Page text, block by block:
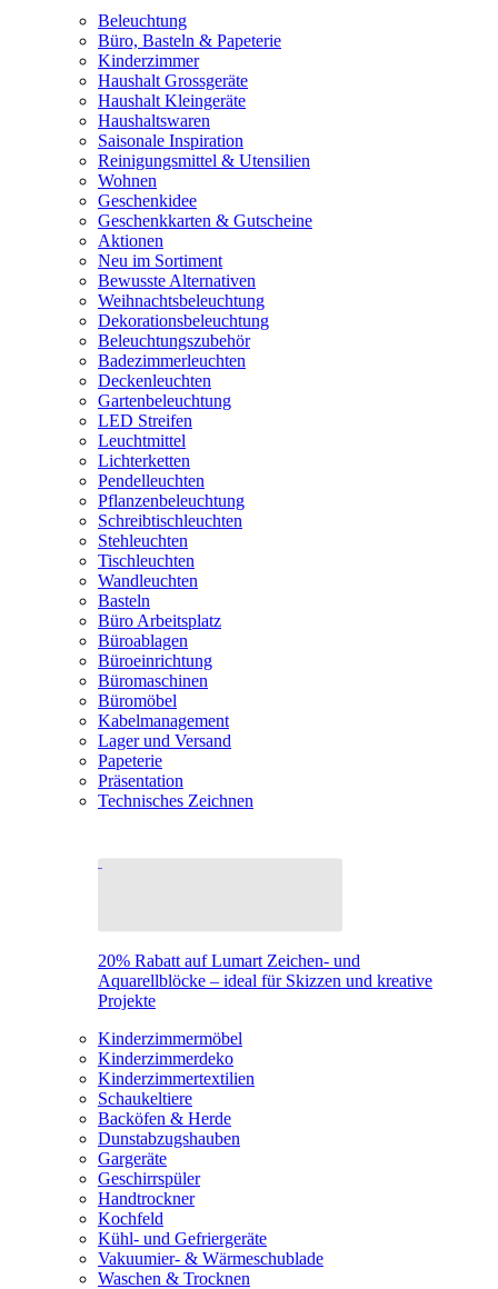
Beleuchtung
Büro, Basteln & Papeterie
Kinderzimmer
Haushalt Grossgeräte
Haushalt Kleingeräte
Haushaltswaren
Saisonale Inspiration
Reinigungsmittel & Utensilien
Wohnen
Geschenkidee
Geschenkkarten & Gutscheine
Aktionen
Neu im Sortiment
Bewusste Alternativen
Weihnachtsbeleuchtung
Dekorationsbeleuchtung
Beleuchtungszubehör
Badezimmerleuchten
Deckenleuchten
Gartenbeleuchtung
LED Streifen
Leuchtmittel
Lichterketten
Pendelleuchten
Pflanzenbeleuchtung
Schreibtischleuchten
Stehleuchten
Tischleuchten
Wandleuchten
Basteln
Büro Arbeitsplatz
Büroablagen
Büroeinrichtung
Büromaschinen
Büromöbel
Kabelmanagement
Lager und Versand
Papeterie
Präsentation
Technisches Zeichnen
20% Rabatt auf Lumart Zeichen- und
Aquarellblöcke – ideal für Skizzen und kreative
Projekte
Kinderzimmermöbel
Kinderzimmerdeko
Kinderzimmertextilien
Schaukeltiere
Backöfen & Herde
Dunstabzugshauben
Gargeräte
Geschirrspüler
Handtrockner
Kochfeld
Kühl- und Gefriergeräte
Vakuumier- & Wärmeschublade
Waschen & Trocknen